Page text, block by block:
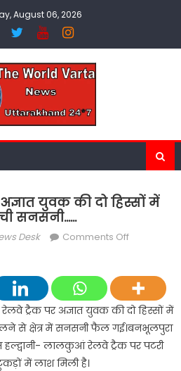
August 06, 2026
युवक की दो हिस्सों में
सनसनी……
Desk Comments Offon
ट्रैक
पर
अज्ञात
युवक
की
ट्रैक पर अज्ञात युवक की दो हिस्सों में
से क्षेत्र में सनसनी फैल गई।बनभूलपुरा
हल्द्वानी- लालकुआं रेलवे ट्रैक पर पटरी
में लाश मिली है।